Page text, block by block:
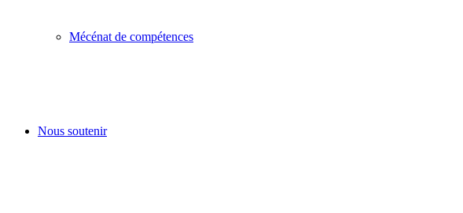
Mécénat de compétences
Nous soutenir